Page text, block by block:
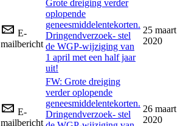
E-
mailbericht
Grote dreiging verder
oplopende
geneesmiddelentekorten.
Dringendverzoek- stel
de WGP-wijziging van
1 april met een half jaar
uit!
25 maart
2020
E-
mailbericht
FW: Grote dreiging
verder oplopende
geneesmiddelentekorten.
Dringendverzoek- stel
26 maart
2020